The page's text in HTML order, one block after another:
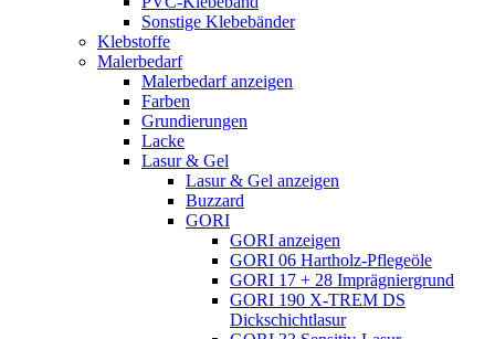
Sonstige Klebebänder
Klebstoffe
Malerbedarf
Malerbedarf anzeigen
Farben
Grundierungen
Lacke
Lasur & Gel
Lasur & Gel anzeigen
Buzzard
GORI
GORI anzeigen
GORI 06 Hartholz-Pflegeöle
GORI 17 + 28 Imprägniergrund
GORI 190 X-TREM DS
Dickschichtlasur